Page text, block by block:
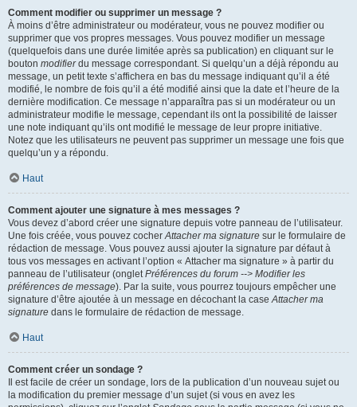
Comment modifier ou supprimer un message ?
À moins d’être administrateur ou modérateur, vous ne pouvez modifier ou
supprimer que vos propres messages. Vous pouvez modifier un message
(quelquefois dans une durée limitée après sa publication) en cliquant sur le
bouton modifierdu message correspondant. Si quelqu’un a déjà répondu au
message, un petit texte s’affichera en bas du message indiquant qu’il a été
modifié, le nombre de fois qu’il a été modifié ainsi que la date et l’heure de la
dernière modification. Ce message n’apparaîtra pas si un modérateur ou un
administrateur modifie le message, cependant ils ont la possibilité de laisser
une note indiquant qu’ils ont modifié le message de leur propre initiative.
Notez que les utilisateurs ne peuvent pas supprimer un message une fois que
quelqu’un y a répondu.
Haut
Comment ajouter une signature à mes messages ?
Vous devez d’abord créer une signature depuis votre panneau de l’utilisateur.
Une fois créée, vous pouvez cocherAttacher ma signature sur le formulaire de
rédaction de message. Vous pouvez aussi ajouter la signature par défaut à
tous vos messages en activant l’option « Attacher ma signature » à partir du
panneau de l’utilisateur (ongletPréférences du forum --> Modifier les
préférences de message). Par la suite, vous pourrez toujours empêcher une
signature d’être ajoutée à un message en décochant la caseAttacher ma
signature dans le formulaire de rédaction de message.
Haut
Comment créer un sondage ?
Il est facile de créer un sondage, lors de la publication d’un nouveau sujet ou
la modification du premier message d’un sujet (si vous en avez les